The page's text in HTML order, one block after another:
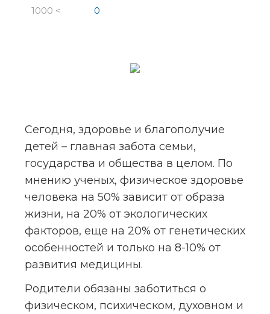
1000 < 0
Сегодня, здоровье и благополучие
детей – главная забота семьи,
государства и общества в целом. По
мнению ученых, физическое здоровье
человека на 50% зависит от образа
жизни, на 20% от экологических
факторов, еще на 20% от генетических
особенностей и только на 8-10% от
развития медицины.
Родители обязаны заботиться о
физическом, психическом, духовном и